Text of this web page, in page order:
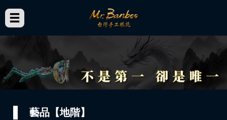
藝品【地階】